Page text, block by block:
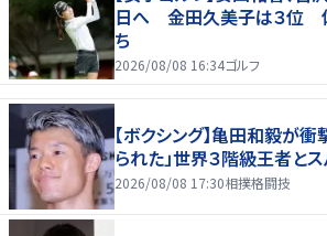
日へ 金田久美子は３位
ち
2026/08/08 16:34ゴルフ
【ボクシング】亀田和毅が
られた」世界３階級王者とス
2026/08/08 17:30相撲格闘技